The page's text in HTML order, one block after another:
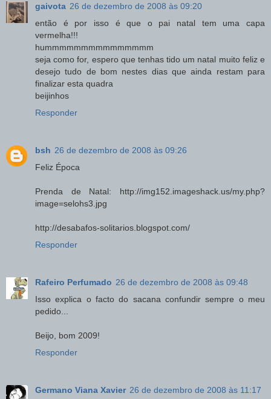
gaivota 26 de dezembro de 2008 às 09:20
então é por isso é que o pai natal tem uma capa
vermelha!!!
hummmmmmmmmmmmmmm
seja como for, espero que tenhas tido um natal muito feliz e
desejo tudo de bom nestes dias que ainda restam para
finalizar esta quadra
beijinhos
Responder
bsh 26 de dezembro de 2008 às 09:26
Feliz Época
Prenda de Natal: http://img152.imageshack.us/my.php?
image=selohs3.jpg
http://desabafos-solitarios.blogspot.com/
Responder
Rafeiro Perfumado 26 de dezembro de 2008 às 09:48
Isso explica o facto do sacana confundir sempre o meu
pedido...
Beijo, bom 2009!
Responder
Germano Viana Xavier 26 de dezembro de 2008 às 11:17